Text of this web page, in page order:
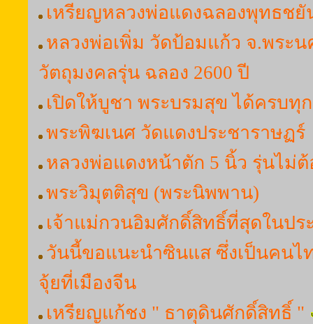
เหรียญหลวงพ่อแดงฉลองพุทธชยั
หลวงพ่อเพิ่ม วัดป้อมแก้ว จ.พระน
วัตถุมงคลรุ่น ฉลอง 2600 ปี
เปิดให้บูชา พระบรมสุข ได้ครบทุ
พระพิฆเนศ วัดแดงประชาราษฏร์
หลวงพ่อแดงหน้าตัก 5 นิ้ว รุ่นไม่ต้
พระวิมุตติสุข (พระนิพพาน)
เจ้าแม่กวนอิมศักดิ์สิทธิ์ที่สุดในปร
วันนี้ขอแนะนำซินแส ซึ่งเป็นคนไ
จุ้ยที่เมืองจีน
เหรียญแก้ชง " ธาตุดินศักดิ์สิทธิ์ "